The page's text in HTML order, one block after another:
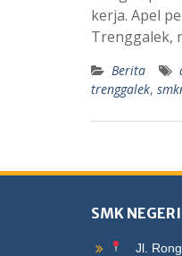
kerja. Apel
Trenggalek,
Berita
trenggalek,
SMK
Jl.